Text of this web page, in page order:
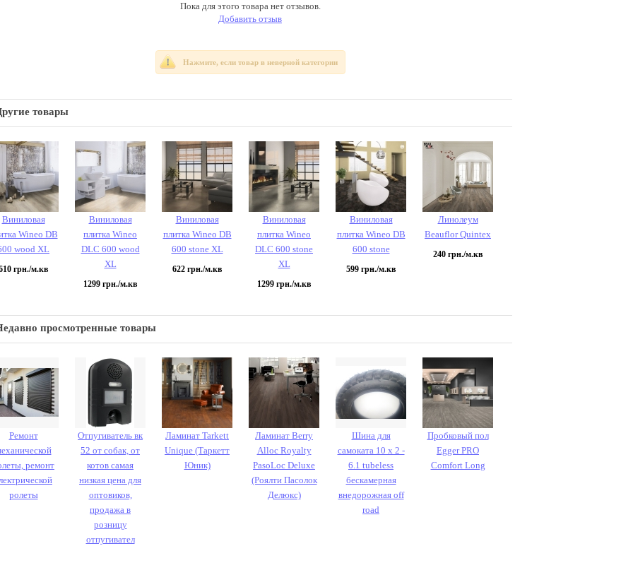
Пока для этого товара нет отзывов.
Добавить отзыв
Нажмите, если товар в неверной категории
товары
Виниловая
Wineo DB
wood XL
грн./м.кв
Виниловая
плитка Wineo
DLC 600 wood
XL
1299 грн./м.кв
Виниловая
плитка Wineo DB
600 stone XL
622 грн./м.кв
Виниловая
плитка Wineo
DLC 600 stone
XL
1299 грн./м.кв
Виниловая
плитка Wineo DB
600 stone
599 грн./м.кв
Линолеум
Beauflor Quintex
240 грн./м.кв
просмотренные товары
Ремонт
ремонт
ролеты
Отпугиватель вк
52 от собак, от
котов самая
низкая цена для
оптовиков,
продажа в
розницу
отпугивател
Ламинат Tarkett
Unique (Таркетт
Юник)
Ламинат Berry
Alloc Royalty
PasoLoc Deluxe
(Роялти Пасолок
Делюкс)
Шина для
самоката 10 х 2 -
6.1 tubeless
бескамерная
внедорожная off
road
Пробковый пол
Egger PRO
Comfort Long